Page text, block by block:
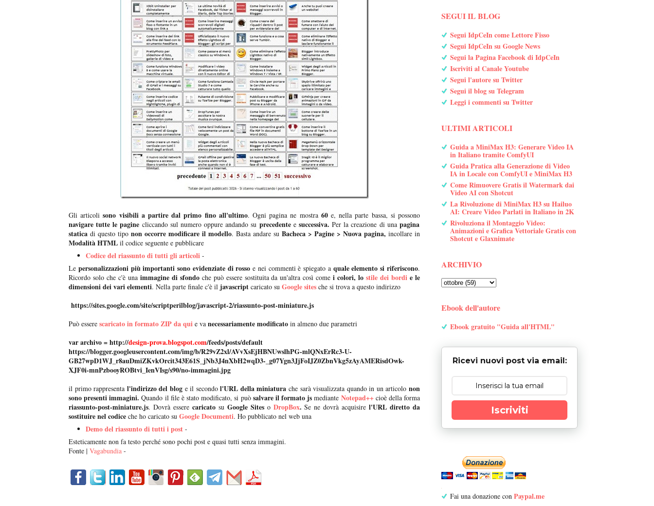
Gli articolisono visibili a partire dal primo fino all'ultimo. Ogni pagina ne mostra60e, nella parte bassa, si possono
navigare tutte le pagine cliccando sul numero oppure andando su precedenteesuccessiva.Per la creazione di una pagina
statica di questo tipo non occorre modificare il modello. Basta andare su Bacheca > Pagine > Nuova pagina, incollare in
Modalità HTML il codice seguente e pubblicare
Codice del riassunto di tutti gli articoli -
Le personalizzazioni più importanti sono evidenziate di rosso e nei commenti è spiegato a quale elemento si riferiscono.
Ricordo solo che c'è unaimmagine di sfondoche può essere sostituita da un'altra così come i colori, lostile dei bordi e le
dimensioni dei vari elementi. Nella parte finale c'è il javascript caricato su Google sites che si trova a questo indirizzo
https://sites.google.com/site/scriptperilblog/javascript-2/riassunto-post-miniature.js
Può essere scaricato in formato ZIP da qui e va necessariamente modificato in almeno due parametri
var archivo =http://design-prova.blogspot.com/feeds/posts/default
https://blogger.googleusercontent.com/img/b/R29vZ2xl/AVvXsEjHBNUwslhPG-mlQNxErRc3-U-
GB27wpD1WJ_r8auDmiZKvkOrcit343E61S_jNb3J4nXbH2wqD3-_g07Ygn3JjFoIJZ0ZbnVkg5zAyAMERisdOwk-
XJF0i-mnPzbooyROBtvi_IenVIsg/s90/no-immagini.jpg
il primo rappresenta l'indirizzo del bloge il secondol'URL della miniatura che sarà visualizzata quando in un articolonon
sono presenti immagini.Quando il file è stato modificato, si può salvare il formato js mediante Notepad++cioè della forma
riassunto-post-miniature.js. Dovrà essere caricatosuGoogle Siteso DropBox. Se ne dovrà acquisire l'URL diretto da
sostituire nel codice che ho caricato su Google Documenti. Ho pubblicato nel web una
Demo del riassunto di tutti i post -
Esteticamente non fa testo perché sono pochi post e quasi tutti senza immagini.
Fonte | Vagabundia -
SEGUI IL BLOG
Segui IdpCeIn come Lettore Fisso
Segui IdpCeIn su Google News
Segui la Pagina Facebook di IdpCeIn
Iscriviti al Canale Youtube
Segui l'autore su Twitter
Segui il blog su Telegram
Leggi i commenti su Twitter
ULTIMI ARTICOLI
Guida a MiniMax H3: Generare Video IA
in Italiano tramite ComfyUI
Guida Pratica alla Generazione di Video
IA in Locale con ComfyUI e MiniMax H3
Come Rimuovere Gratis il Watermark dai
Video AI con Shotcut
La Rivoluzione di MiniMax H3 su Hailuo
AI: Creare Video Parlati in Italiano in 2K
Rivoluziona il Montaggio Video:
Animazioni e Grafica Vettoriale Gratis con
Shotcut e Glaxnimate
ARCHIVIO
Ebook dell'autore
Ebook gratuito "Guida all'HTML"
Ricevi nuovi post via email:
Iscriviti
Fai una donazione con Paypal.me